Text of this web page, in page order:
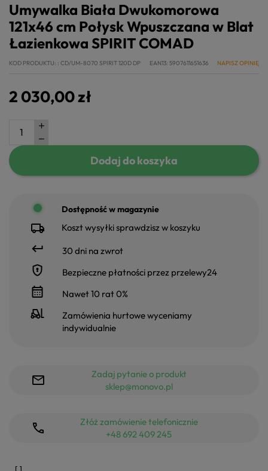
Umywalka Biała Dwukomorowa
121x46 cm Połysk Wpuszczana w Blat
Łazienkowa SPIRIT COMAD
KOD PRODUKTU: CD/UM-8070 SPIRIT 120D DP EAN13 5907611651636 NAPISZ OPINIĘ
2 030,00 zł
Dodaj do koszyka
Dostępność w magazynie
Koszt wysyłki sprawdzisz w koszyku
30 dni na zwrot
Bezpieczne płatności przez przelewy24
Nawet 10 rat 0%
Zamówienia hurtowe wyceniamy
indywidualnie
Zadaj pytanie o produkt
sklep@monovo.pl
Złóż zamówienie telefonicznie
+48 692 409 245